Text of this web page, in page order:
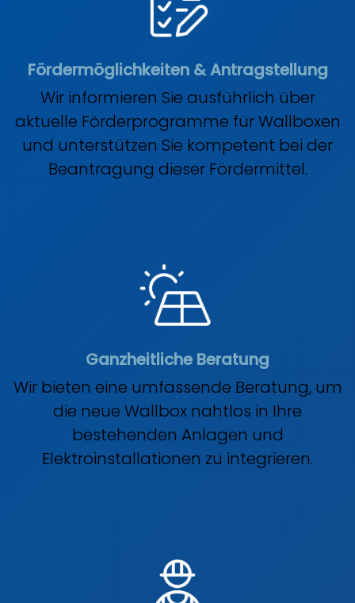
Fördermöglichkeiten & Antragstellung
Wir informieren Sie ausführlich über
aktuelle Förderprogramme für Wallboxen
und unterstützen Sie kompetent bei der
Beantragung dieser Fördermittel.
Ganzheitliche Beratung
Wir bieten eine umfassende Beratung, um
die neue Wallbox nahtlos in Ihre
bestehenden Anlagen und
Elektroinstallationen zu integrieren.